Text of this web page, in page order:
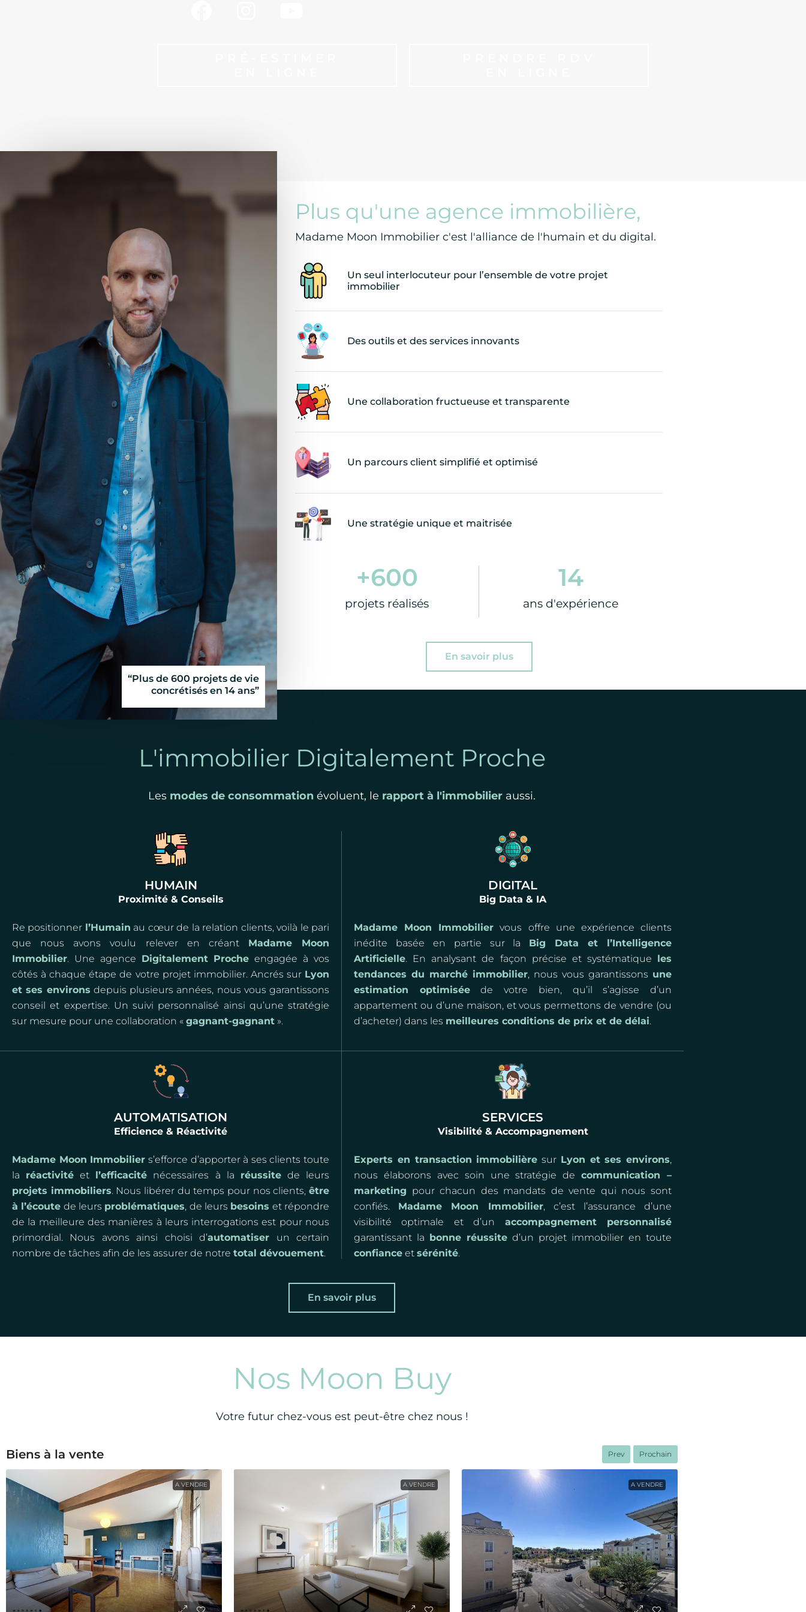
“Plus de 600 projets de vie
concrétisés en 14 ans”
Plus qu'une agence immobilière,
Madame Moon Immobilier c'est l'alliance de l'humain et du digital.
Un seul interlocuteur pour l’ensemble de votre projet
immobilier
Des outils et des services innovants
Une collaboration fructueuse et transparente
Un parcours client simplifié et optimisé
Une stratégie unique et maitrisée
projets réalisés
+600
ans d'expérience
14
En savoir plus
L'immobilier Digitalement Proche
Les modes de consommation évoluent, le rapport à l'immobilier aussi.
HUMAIN
Proximité & Conseils
Re positionner l’Humain au cœur de la relation clients, voilà le pari
que nous avons voulu relever en créant Madame Moon
Immobilier. Une agence Digitalement Proche engagée à vos
côtés à chaque étape de votre projet immobilier. Ancrés sur Lyon
et ses environs depuis plusieurs années, nous vous garantissons
conseil et expertise. Un suivi personnalisé ainsi qu’une stratégie
sur mesure pour une collaboration « gagnant-gagnant ».
DIGITAL
Big Data & IA
Madame Moon Immobilier vous offre une expérience clients
inédite basée en partie sur la Big Data et l’Intelligence
Artificielle. En analysant de façon précise et systématique les
tendances du marché immobilier, nous vous garantissons une
estimation optimiséede votre bien, qu’il s’agisse d’un
appartement ou d’une maison, et vous permettons de vendre (ou
d’acheter) dans les meilleures conditions de prix et de délai.
AUTOMATISATION
Efficience & Réactivité
Madame Moon Immobilier s’efforce d’apporter à ses clients toute
la réactivité et l’efficacité nécessaires à la réussitede leurs
projets immobiliers. Nous libérer du temps pour nos clients,être
à l’écoute de leurs problématiques, de leurs besoins et répondre
de la meilleure des manières à leurs interrogations est pour nous
primordial. Nous avons ainsi choisi d’automatiser un certain
nombre de tâches afin de les assurer de notre total dévouement.
SERVICES
Visibilité & Accompagnement
Experts en transaction immobilière sur Lyon et ses environs,
nous élaborons avec soin une stratégie decommunication –
marketing pour chacun des mandats de vente qui nous sont
confiés. Madame Moon Immobilier, c’est l’assurance d’une
visibilité optimale et d’un accompagnement personnalisé
garantissant la bonne réussite d’un projet immobilier en toute
confiance et sérénité.
En savoir plus
Nos Moon Buy
Votre futur chez-vous est peut-être chez nous !
Biens à la vente Prev Prochain
A VENDRE A VENDRE A VENDRE